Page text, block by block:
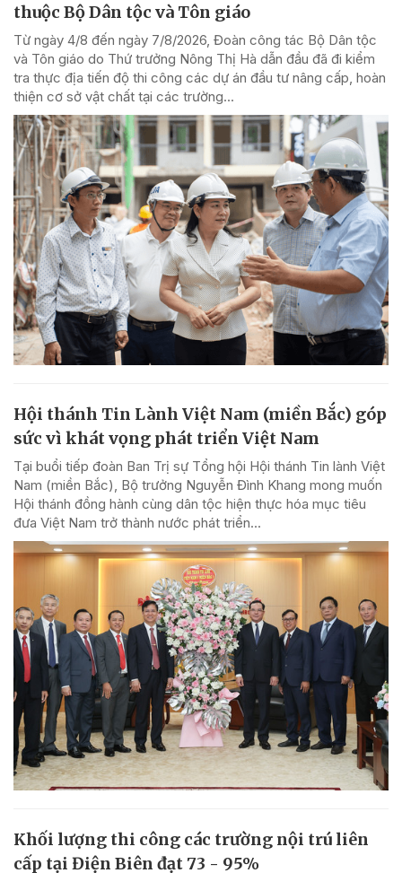
thuộc Bộ Dân tộc và Tôn giáo
Từ ngày 4/8 đến ngày 7/8/2026, Đoàn công tác Bộ Dân tộc
và Tôn giáo do Thứ trưởng Nông Thị Hà dẫn đầu đã đi kiểm
tra thực địa tiến độ thi công các dự án đầu tư nâng cấp, hoàn
thiện cơ sở vật chất tại các trường...
Hội thánh Tin Lành Việt Nam (miền Bắc) góp
sức vì khát vọng phát triển Việt Nam
Tại buổi tiếp đoàn Ban Trị sự Tổng hội Hội thánh Tin lành Việt
Nam (miền Bắc), Bộ trưởng Nguyễn Đình Khang mong muốn
Hội thánh đồng hành cùng dân tộc hiện thực hóa mục tiêu
đưa Việt Nam trở thành nước phát triển...
Khối lượng thi công các trường nội trú liên
cấp tại Điện Biên đạt 73 - 95%